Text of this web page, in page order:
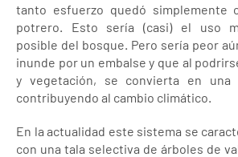
tanto esfuerzo quedó simplemente
potrero. Esto sería (casi) el uso
posible del bosque. Pero sería peor
inunde por un embalse y que al
y vegetación, se convierta en una
contribuyendo al cambio climático.
En la actualidad este sistema se
con una tala selectiva de árboles de